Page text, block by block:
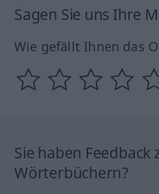
Sagen Sie uns Ihre
Wie gefällt Ihnen das
Sie haben Feedback
Wörterbüchern?